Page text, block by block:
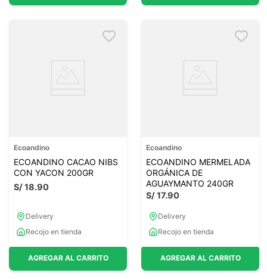
Ecoandino
ECOANDINO CACAO NIBS
CON YACON 200GR
S/18.90
Delivery
Recojo en tienda
AGREGAR AL CARRITO
Ecoandino
ECOANDINO MERMELADA
ORGÁNICA DE
AGUAYMANTO 240GR
S/17.90
Delivery
Recojo en tienda
AGREGAR AL CARRITO